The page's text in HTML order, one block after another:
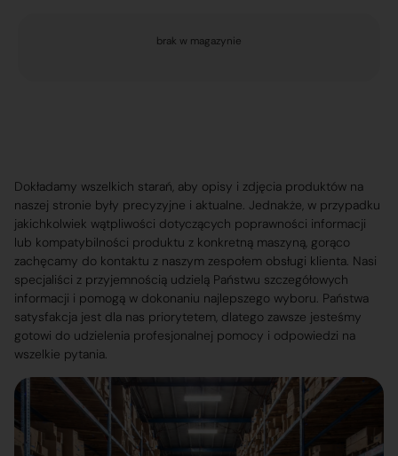
brak w magazynie
Dokładamy wszelkich starań, aby opisy i zdjęcia produktów na
naszej stronie były precyzyjne i aktualne. Jednakże, w przypadku
jakichkolwiek wątpliwości dotyczących poprawności informacji
lub kompatybilności produktu z konkretną maszyną, gorąco
zachęcamy do kontaktu z naszym zespołem obsługi klienta. Nasi
specjaliści z przyjemnością udzielą Państwu szczegółowych
informacji i pomogą w dokonaniu najlepszego wyboru. Państwa
satysfakcja jest dla nas priorytetem, dlatego zawsze jesteśmy
gotowi do udzielenia profesjonalnej pomocy i odpowiedzi na
wszelkie pytania.